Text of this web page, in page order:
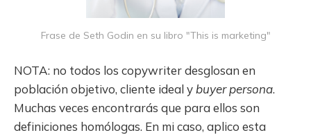
Frase de Seth Godin en su libro "This is marketing"
NOTA: no todos los copywriter desglosan en
población objetivo, cliente ideal ybuyer persona.
Muchas veces encontrarás que para ellos son
definiciones homólogas. En mi caso, aplico esta